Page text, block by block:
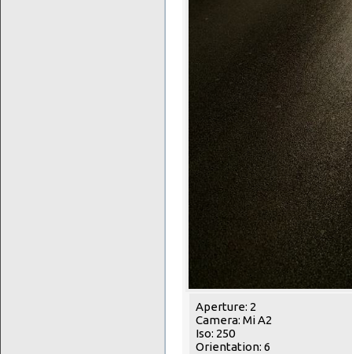
Aperture: 2
Camera: Mi A2
Iso: 250
Orientation: 6